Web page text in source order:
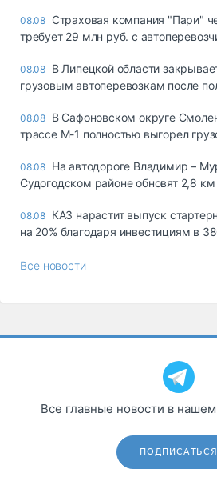
08.08 Страховая компания "Пари"
требует 29 млн руб. с
08.08 В Липецкой области
грузовым автоперевозкам после
08.08 В Сафоновском округе
трассе М-1 полностью выгорел
08.08 На автодороге Владимир –
Судогодском районе обновят 2,8 км
08.08 КАЗ нарастит выпуск
на 20% благодаря инвестициям в
Все новости
Все главные новости в
ПОДПИСАТЬСЯ